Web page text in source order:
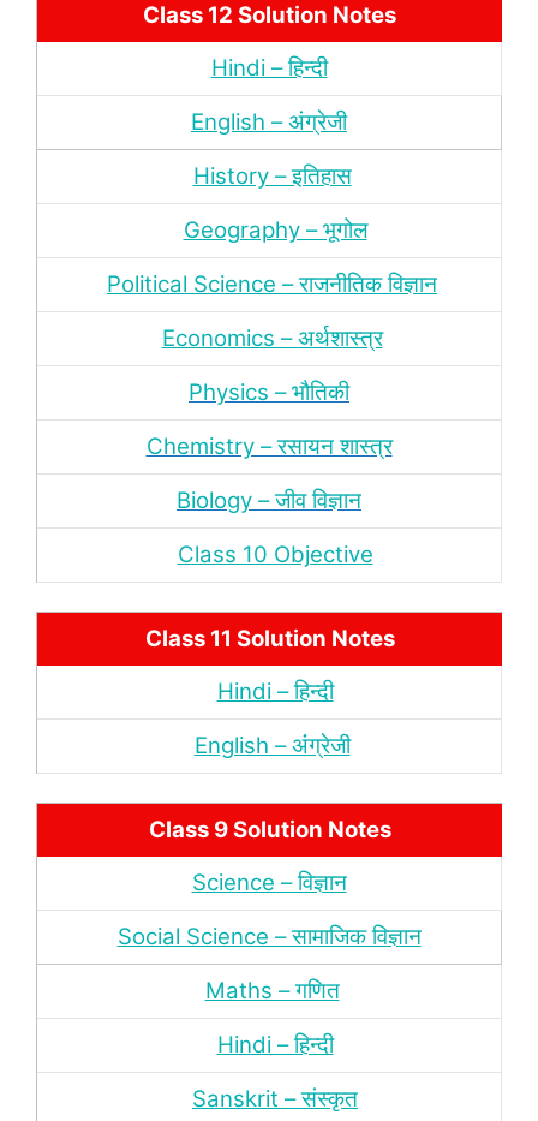
Class 12 Solution Notes
Hindi – हिन्‍दी
English – अंग्रेजी
History – इतिहास
Geography – भूगोल
Political Science – राजनीतिक विज्ञान
Economics – अर्थशास्‍त्र
Physics – भौतिकी
Chemistry – रसायन शास्‍त्र
Biology – जीव विज्ञान
Class 10 Objective
Class 11 Solution Notes
Hindi – हिन्‍दी
English – अंंग्रेजी
Class 9 Solution Notes
Science – विज्ञान
Social Science – सामाजिक विज्ञान
Maths – गणित
Hindi – हिन्‍दी
Sanskrit – संस्‍कृत